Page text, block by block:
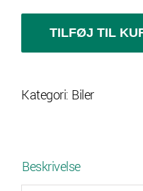
ID
7
Style,
S
HK
antal
TILFØJ TIL
Kategori: Biler
Beskrivelse